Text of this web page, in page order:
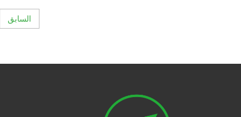
السابق